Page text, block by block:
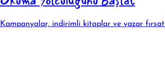
Kampanyalar, indirimli kitaplar ve yazar